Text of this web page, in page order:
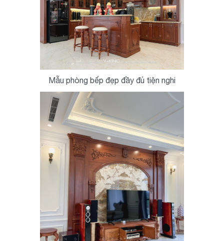
Mẫu phòng bếp đẹp đầy đủ tiện nghi